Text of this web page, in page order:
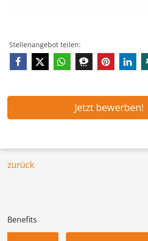
Stellenangebot teilen:
Jetzt bewerben!
zurück
Benefits